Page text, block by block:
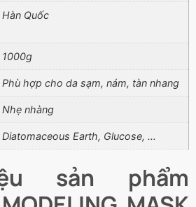
Hàn Quốc
1000g
Phù hợp cho da sạm, nám, tàn nhang
Nhẹ nhàng
Diatomaceous Earth, Glucose, …
sản phẩm